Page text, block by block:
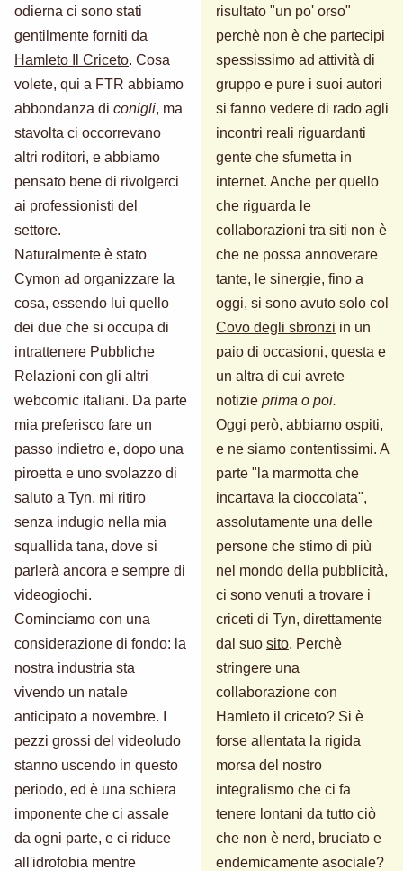
odierna ci sono stati
gentilmente forniti da
Hamleto Il Criceto. Cosa
volete, qui a FTR abbiamo
abbondanza di conigli, ma
stavolta ci occorrevano
altri roditori, e abbiamo
pensato bene di rivolgerci
ai professionisti del
settore.
Naturalmente è stato
Cymon ad organizzare la
cosa, essendo lui quello
dei due che si occupa di
intrattenere Pubbliche
Relazioni con gli altri
webcomic italiani. Da parte
mia preferisco fare un
passo indietro e, dopo una
piroetta e uno svolazzo di
saluto a Tyn, mi ritiro
senza indugio nella mia
squallida tana, dove si
parlerà ancora e sempre di
videogiochi.
Cominciamo con una
considerazione di fondo: la
nostra industria sta
vivendo un natale
anticipato a novembre. I
pezzi grossi del videoludo
stanno uscendo in questo
periodo, ed è una schiera
imponente che ci assale
da ogni parte, e ci riduce
all'idrofobia mentre
risultato "un po' orso"
perchè non è che partecipi
spessissimo ad attività di
gruppo e pure i suoi autori
si fanno vedere di rado agli
incontri reali riguardanti
gente che sfumetta in
internet. Anche per quello
che riguarda le
collaborazioni tra siti non è
che ne possa annoverare
tante, le sinergie, fino a
oggi, si sono avuto solo col
Covo degli sbronzi in un
paio di occasioni, questa e
un altra di cui avrete
notizie prima o poi.
Oggi però, abbiamo ospiti,
e ne siamo contentissimi. A
parte "la marmotta che
incartava la cioccolata",
assolutamente una delle
persone che stimo di più
nel mondo della pubblicità,
ci sono venuti a trovare i
criceti di Tyn, direttamente
dal suo sito. Perchè
stringere una
collaborazione con
Hamleto il criceto? Si è
forse allentata la rigida
morsa del nostro
integralismo che ci fa
tenere lontani da tutto ciò
che non è nerd, bruciato e
endemicamente asociale?